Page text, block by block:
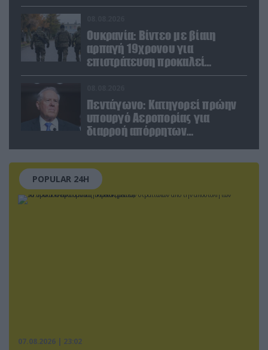
Ουκρανία: Βίντεο με βίαιη
αρπαγή 19χρονου για
επιστράτευση προκαλεί
αντιδράσεις
Πεντάγωνο: Κατηγορεί πρώην
υπουργό Αεροπορίας για
διαρροή απόρρητων
POPULAR 24H
07.08.2026 | 23:02